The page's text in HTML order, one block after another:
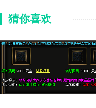
猜你喜欢